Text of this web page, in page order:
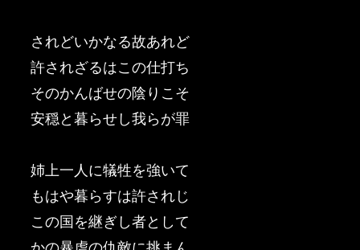
されどいかなる故あれど
許されざるはこの仕打ち
そのかんばせの陰りこそ
安穏と暮らせし我らが罪
姉上一人に犠牲を強いて
もはや暮らすは許されじ
この国を継ぎし者として